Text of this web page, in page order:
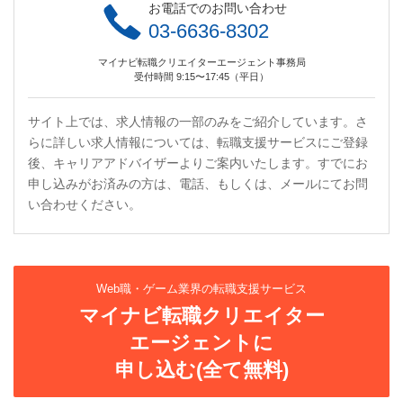
お電話でのお問い合わせ
03-6636-8302
マイナビ転職クリエイターエージェント事務局
受付時間 9:15〜17:45（平日）
サイト上では、求人情報の一部のみをご紹介しています。さ
らに詳しい求人情報については、転職支援サービスにご登録
後、キャリアアドバイザーよりご案内いたします。すでにお
申し込みがお済みの方は、電話、もしくは、メールにてお問
い合わせください。
Web職・ゲーム業界の転職支援サービス
マイナビ転職クリエイター
エージェントに
申し込む(全て無料)